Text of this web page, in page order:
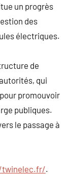
un progrès
des
électriques.
de
qui
promouvoir
publiques.
le passage à
.